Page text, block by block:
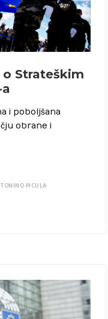
o Strateškim
i poboljšana
obrane i
TONINO PICULA